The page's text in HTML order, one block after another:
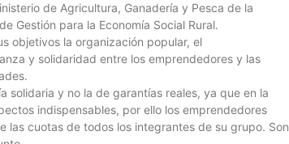
de Agricultura, Ganadería y Pesca de la
Gestión para la Economía Social Rural.
objetivos la organización popular, el
y solidaridad entre los emprendedores y las
y no la de garantías reales, ya que en la
indispensables, por ello los emprendedores
las cuotas de todos los integrantes de su grupo. Son